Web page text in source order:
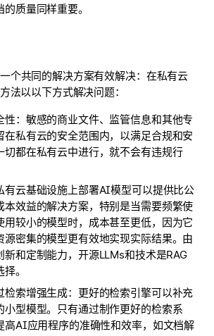
质量同样重要。
个共同的解决方案有效解决：在私有云
法以以下方式解决问题：
性：敏感的商业文件、监管信息和其他专
在私有云的安全范围内，以满足合规和安
切都在私有云中进行，就不会有违规行
有云基础设施上部署AI模型可以提供比公
本效益的解决方案，特别是当需要频繁使
用较小的模型时，成本甚至更低，因为它
源密集的模型更有效地实现实际结果。由
新和定制能力，开源LLMs和技术是RAG
。
检索增强生成：更好的检索引擎可以补充
小型模型。只有通过制作更好的检索系
高AI应用程序的准确性和效率，如文档解